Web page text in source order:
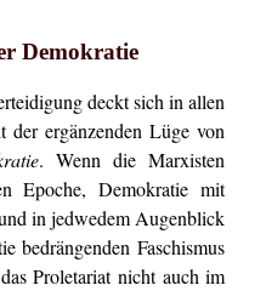
Demokratie
deckt sich in allen
ergänzenden Lüge von
. Wenn die Marxisten
Epoche, Demokratie mit
in jedwedem Augenblick
bedrängenden Faschismus
Proletariat nicht auch im